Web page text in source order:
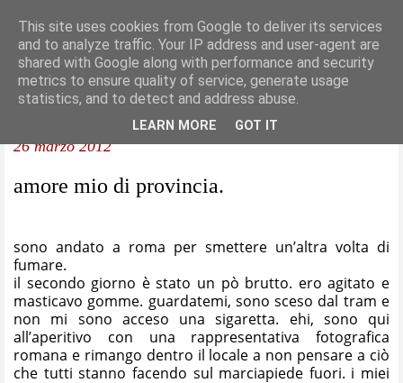
26 marzo 2012
amore mio di provincia.
sono andato a roma per smettere un’altra volta di
fumare.
il secondo giorno è stato un pò brutto. ero agitato e
masticavo gomme. guardatemi, sono sceso dal tram e
non mi sono acceso una sigaretta. ehi, sono qui
all’aperitivo con una rappresentativa fotografica
romana e rimango dentro il locale a non pensare a ciò
che tutti stanno facendo sul marciapiede fuori. i miei
This site uses cookies from Google to deliver its services
and to analyze traffic. Your IP address and user-agent are
shared with Google along with performance and security
metrics to ensure quality of service, generate usage
statistics, and to detect and address abuse.
LEARN MORE GOT IT